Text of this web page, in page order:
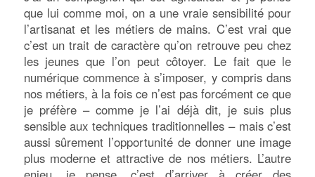
que lui comme moi, on a une vraie sensibilité pour
l’artisanat et les métiers de mains. C’est vrai que
c’est un trait de caractère qu’on retrouve peu chez
les jeunes que l’on peut côtoyer. Le fait que le
numérique commence à s’imposer, y compris dans
nos métiers, à la fois ce n’est pas forcément ce que
je préfère – comme je l’ai déjà dit, je suis plus
sensible aux techniques traditionnelles – mais c’est
aussi sûrement l’opportunité de donner une image
plus moderne et attractive de nos métiers. L’autre